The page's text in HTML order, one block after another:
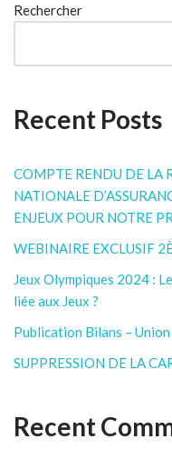
Rechercher
Recent Posts
COMPTE RENDU DE LA
NATIONALE
ENJEUX POUR NOTRE
WEBINAIRE EXCLUSIF
Jeux Olympiques 2024 :
liée aux Jeux ?
Publication Bilans –
SUPPRESSION DE LA
Recent